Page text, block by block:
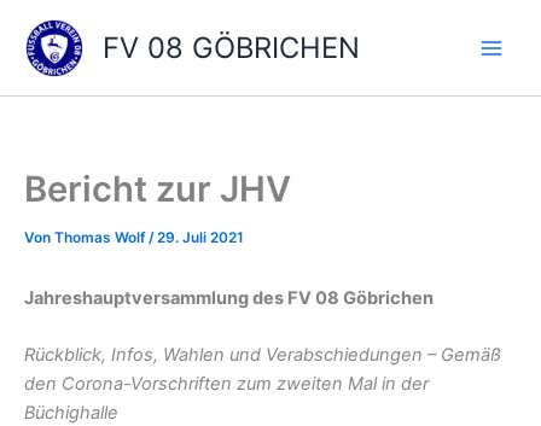
Inhalt
springen
FV 08 GÖBRICHEN
Bericht zur JHV
Von Thomas Wolf /29. Juli 2021
Jahreshauptversammlung des FV 08 Göbrichen
Rückblick, Infos, Wahlen und Verabschiedungen – Gemäß
den Corona-Vorschriften zum zweiten Mal in der
Büchighalle